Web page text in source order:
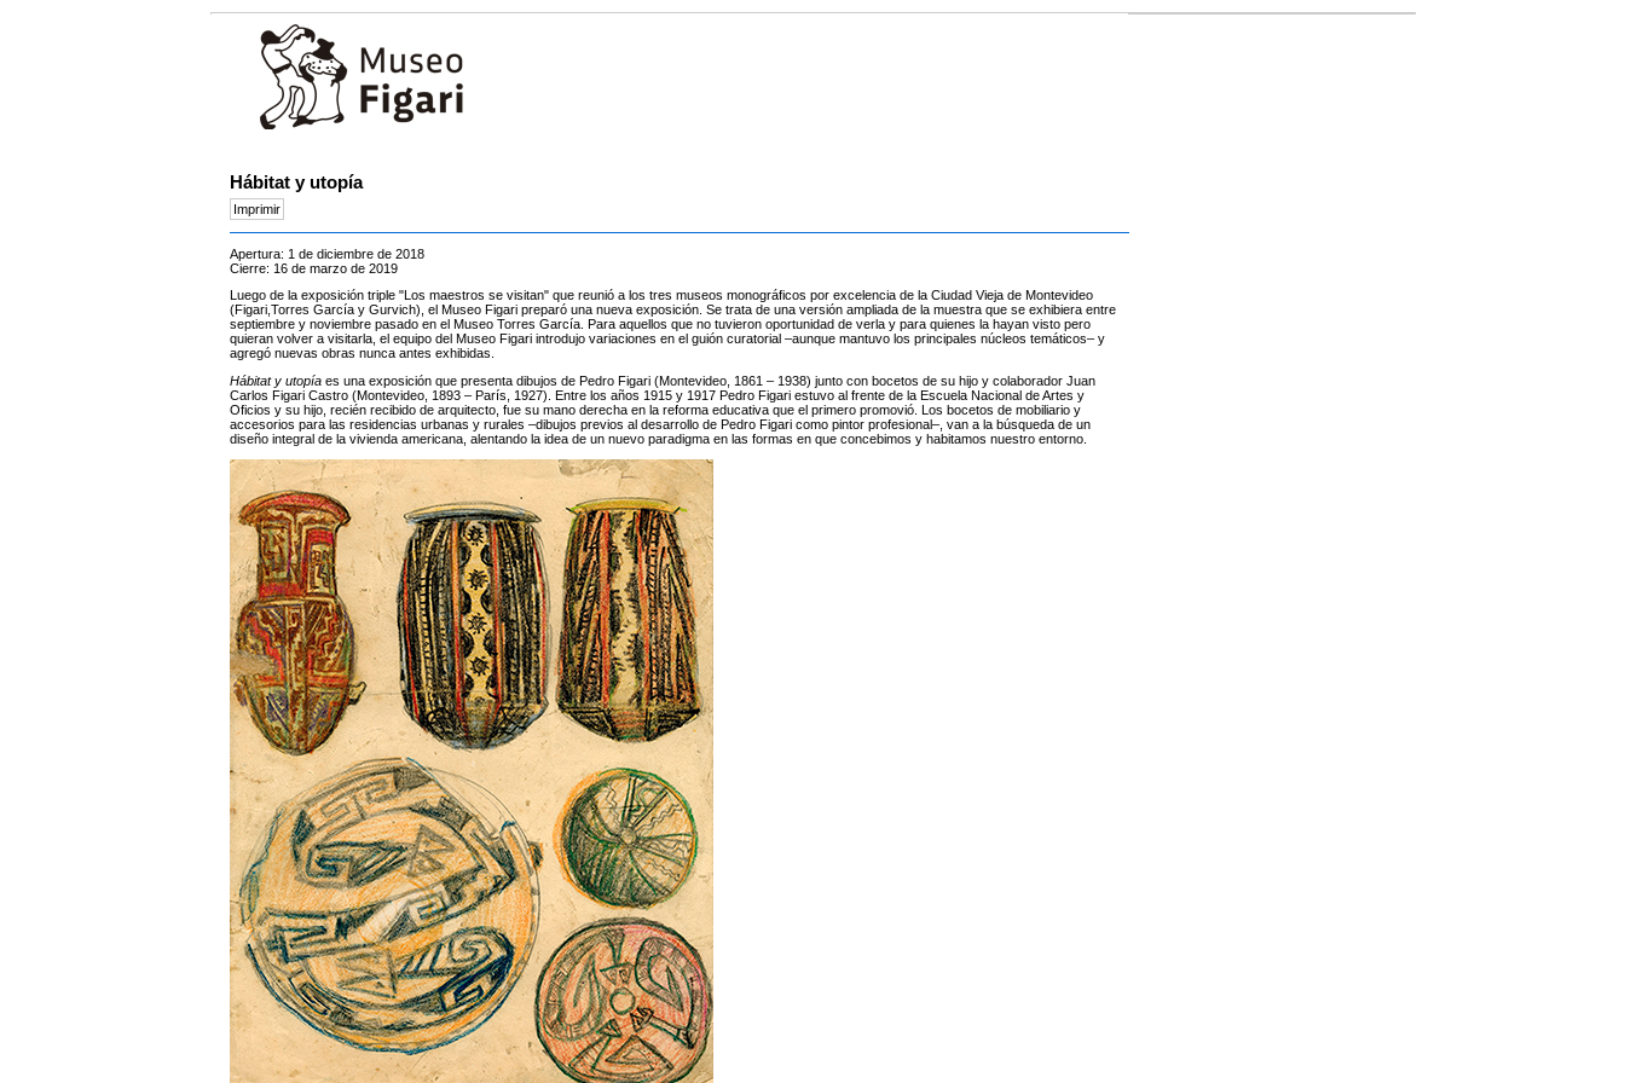
Hábitat y utopía
Apertura: 1 de diciembre de 2018
Cierre: 16 de marzo de 2019
Luego de la exposición triple "Los maestros se visitan" que reunió a los tres museos monográficos por excelencia de la Ciudad Vieja de Montevideo
(Figari,Torres García y Gurvich), el Museo Figari preparó una nueva exposición. Se trata de una versión ampliada de la muestra que se exhibiera entre
septiembre y noviembre pasado en el Museo Torres García. Para aquellos que no tuvieron oportunidad de verla y para quienes la hayan visto pero
quieran volver a visitarla, el equipo del Museo Figari introdujo variaciones en el guión curatorial –aunque mantuvo los principales núcleos temáticos– y
agregó nuevas obras nunca antes exhibidas.
Hábitat y utopíaes una exposición que presenta dibujos de Pedro Figari (Montevideo, 1861 – 1938) junto con bocetos de su hijo y colaborador Juan
Carlos Figari Castro (Montevideo, 1893 – París, 1927). Entre los años 1915 y 1917 Pedro Figari estuvo al frente de la Escuela Nacional de Artes y
Oficios y su hijo, recién recibido de arquitecto, fue su mano derecha en la reforma educativa que el primero promovió. Los bocetos de mobiliario y
accesorios para las residencias urbanas y rurales –dibujos previos al desarrollo de Pedro Figari como pintor profesional­–, van a la búsqueda de un
diseño integral de la vivienda americana, alentando la idea de un nuevo paradigma en las formas en que concebimos y habitamos nuestro entorno.